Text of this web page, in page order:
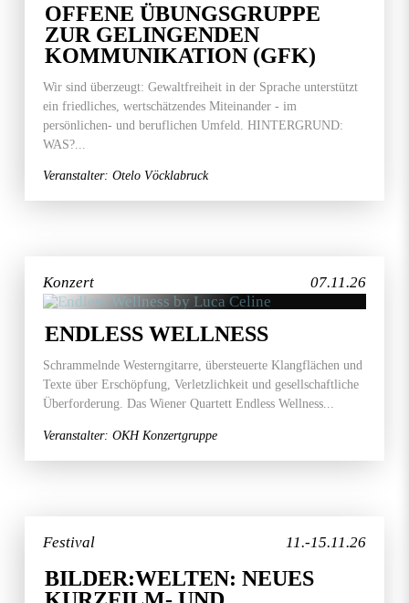
OFFENE ÜBUNGSGRUPPE
ZUR GELINGENDEN
KOMMUNIKATION (GFK)
Wir sind überzeugt: Gewaltfreiheit in der Sprache unterstützt
ein friedliches, wertschätzendes Miteinander - im
persönlichen- und beruflichen Umfeld. HINTERGRUND:
WAS?...
Veranstalter: Otelo Vöcklabruck
07.11.26
Konzert
ENDLESS WELLNESS
Schrammelnde Westerngitarre, übersteuerte Klangflächen und
Texte über Erschöpfung, Verletzlichkeit und gesellschaftliche
Überforderung. Das Wiener Quartett Endless Wellness...
Veranstalter: OKH Konzertgruppe
11.-15.11.26
Festival
BILDER:WELTEN: NEUES